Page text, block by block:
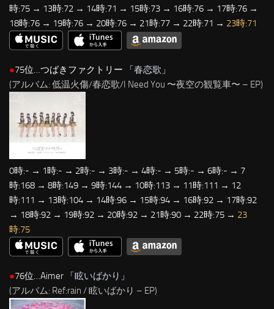
時:75 → 13時:72 → 14時:71 → 15時:73 → 16時:76 → 17時:76 →
18時:76 → 19時:76 → 20時:76 → 21時:77 → 22時:71 → 23時:71
●75位…つばきファクトリー 「春恋歌 」
(アルバム: 低温火傷/春恋歌/I Need You 〜夜空の観覧車〜 – EP)
0時:- → 1時:- → 2時:- → 3時:- → 4時:- → 5時:- → 6時:- → 7
時:168 → 8時:149 → 9時:144 → 10時:113 → 11時:111 → 12
時:111 → 13時:104 → 14時:96 → 15時:94 → 16時:92 → 17時:92
→ 18時:92 → 19時:92 → 20時:92 → 21時:90 → 22時:75 → 23
時:75
●76位…Aimer 「眩いばかり 」
(アルバム: Ref:rain / 眩いばかり – EP)